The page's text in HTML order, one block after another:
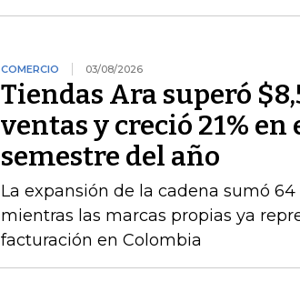
COMERCIO 03/08/2026
Tiendas Ara superó
ventas y creció 21%
semestre del año
La expansión de la cadena sumó
mientras las marcas propias ya
facturación en Colombia